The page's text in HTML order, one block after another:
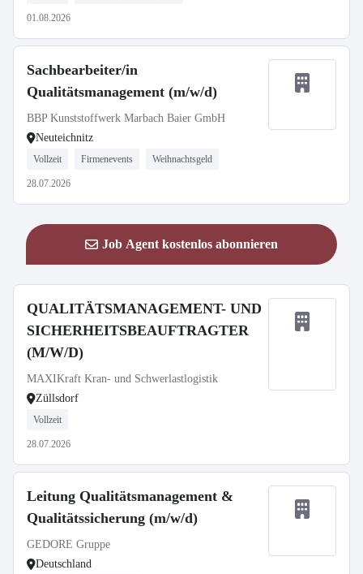
01.08.2026
Sachbearbeiter/in
Qualitätsmanagement (m/w/d)
BBP Kunststoffwerk Marbach Baier GmbH
Neuteichnitz
Vollzeit Firmenevents Weihnachtsgeld
28.07.2026
Job Agent kostenlos abonnieren
QUALITÄTSMANAGEMENT- UND
SICHERHEITSBEAUFTRAGTER
(M/W/D)
MAXIKraft Kran- und Schwerlastlogistik
Züllsdorf
Vollzeit
28.07.2026
Leitung Qualitätsmanagement &
Qualitätssicherung (m/w/d)
GEDORE Gruppe
Deutschland